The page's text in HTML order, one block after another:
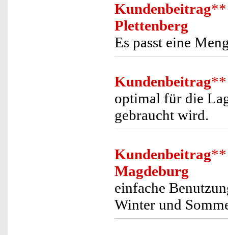
Kundenbeitrag**
Plettenberg
Es passt eine
Kundenbeitrag**
optimal für die
gebraucht wird.
Kundenbeitrag**
Magdeburg
einfache
Winter und